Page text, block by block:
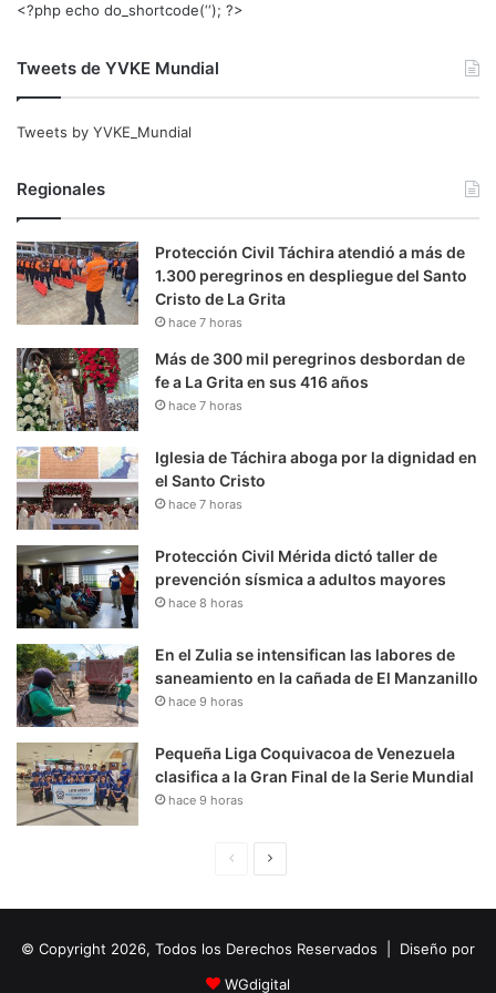
<?php echo do_shortcode(‘‘); ?>
Tweets de YVKE Mundial
Tweets by YVKE_Mundial
Regionales
Protección Civil Táchira atendió a más de
1.300 peregrinos en despliegue del Santo
Cristo de La Grita
hace 7 horas
Más de 300 mil peregrinos desbordan de
fe a La Grita en sus 416 años
hace 7 horas
Iglesia de Táchira aboga por la dignidad en
el Santo Cristo
hace 7 horas
Protección Civil Mérida dictó taller de
prevención sísmica a adultos mayores
hace 8 horas
En el Zulia se intensifican las labores de
saneamiento en la cañada de El Manzanillo
hace 9 horas
Pequeña Liga Coquivacoa de Venezuela
clasifica a la Gran Final de la Serie Mundial
hace 9 horas
i
n
u
i
© Copyright 2026, Todos los Derechos Reservados | Diseño por
WGdigital